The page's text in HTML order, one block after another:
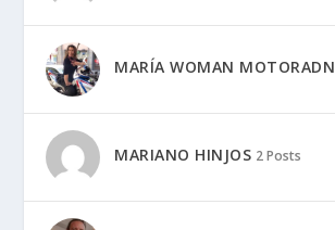
MARÍA WOMAN MOTORADN
MARIANO HINJOS 2 Posts